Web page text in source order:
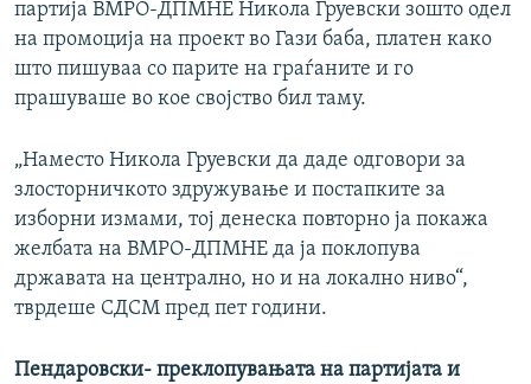
партија ВМРО-ДПМНЕ Никола Груевски зошто одел
на промоција на проект во Гази баба, платен како
што пишуваа со парите на граѓаните и го
прашуваше во кое својство бил таму.
„Наместо Никола Груевски да даде одговори за
злосторничкото здружување и постапките за
изборни измами, тој денеска повторно ја покажа
желбата на ВМРО-ДПМНЕ да ја поклопува
државата на централно, но и на локално ниво“,
тврдеше СДСМ пред пет години.
Пендаровски- преклопувањата на партијата и